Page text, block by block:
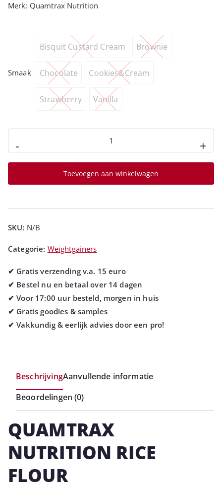
Merk: Quamtrax Nutrition
Smaak
Bisquit Custard Cream Brownie
Chocolate Cookies&Cream
Strawberry Vanilla
- +
Toevoegen aan winkelwagen
SKU: N/B
Categorie: Weightgainers
BeschrijvingAanvullende informatie
Beoordelingen (0)
QUAMTRAX
NUTRITION RICE
FLOUR